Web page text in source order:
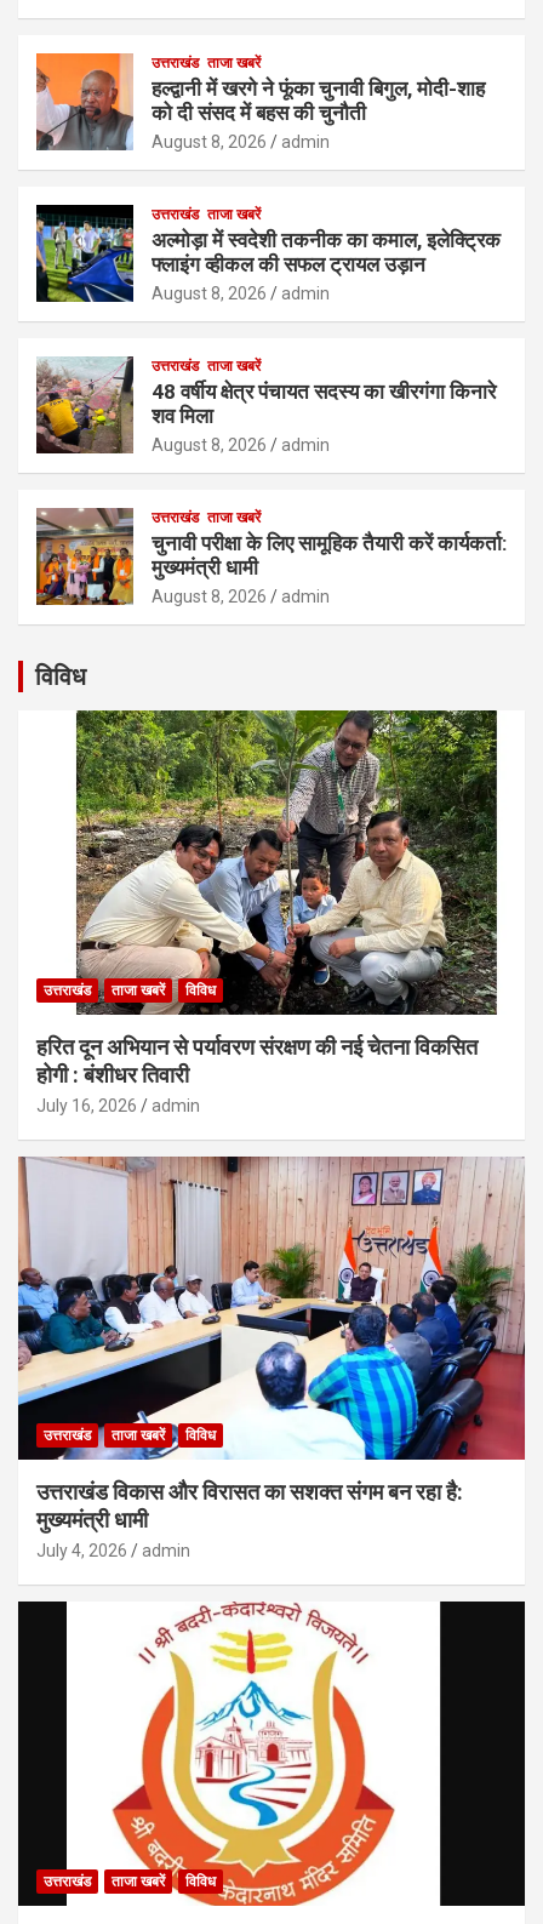
उत्तराखंड ताजा खबरें
हल्द्वानी में खरगे ने फूंका चुनावी बिगुल, मोदी-शाह
को दी संसद में बहस की चुनौती
August 8, 2026 admin
उत्तराखंड ताजा खबरें
अल्मोड़ा में स्वदेशी तकनीक का कमाल, इलेक्ट्रिक
फ्लाइंग व्हीकल की सफल ट्रायल उड़ान
August 8, 2026 admin
उत्तराखंड ताजा खबरें
48 वर्षीय क्षेत्र पंचायत सदस्य का खीरगंगा किनारे
शव मिला
August 8, 2026 admin
उत्तराखंड ताजा खबरें
चुनावी परीक्षा के लिए सामूहिक तैयारी करें कार्यकर्ता:
मुख्यमंत्री धामी
August 8, 2026 admin
विविध
उत्तराखंड ताजा खबरें विविध
हरित दून अभियान से पर्यावरण संरक्षण की नई चेतना विकसित
होगी : बंशीधर तिवारी
July 16, 2026 admin
उत्तराखंड ताजा खबरें विविध
उत्तराखंड विकास और विरासत का सशक्त संगम बन रहा है:
मुख्यमंत्री धामी
July 4, 2026 admin
उत्तराखंड ताजा खबरें विविध